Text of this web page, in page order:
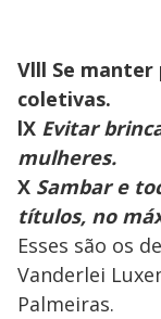
Vlll Se
coletivas.
lX Evitar
mulheres.
X Sambar e
títulos, no
Esses são os
Vanderlei
Palmeiras.